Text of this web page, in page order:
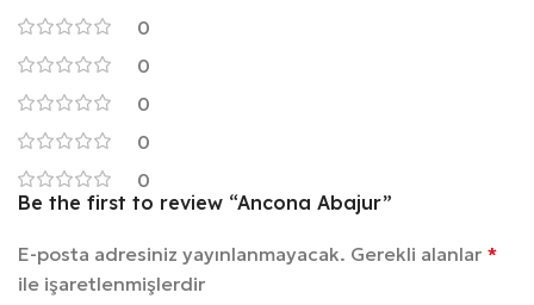
0
0
0
0
0
Be the first to review “Ancona Abajur”
E-posta adresiniz yayınlanmayacak. Gerekli alanlar *
ile işaretlenmişlerdir